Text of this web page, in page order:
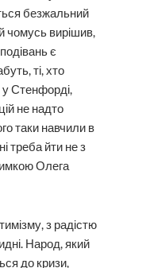
безжальний
чомусь вирішив,
є
ті, хто
у Стенфорді,
не надто
таки навчили в
треба йти не з
Олега
з радістю
Народ, який
до кризи,